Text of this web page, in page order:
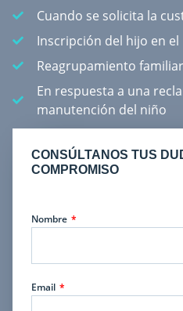
Cuando se solicita la
Inscripción del hijo en el
Reagrupamiento familiar
En respuesta a una
manutención del niño
CONSÚLTANOS TUS
COMPROMISO
Nombre
Email